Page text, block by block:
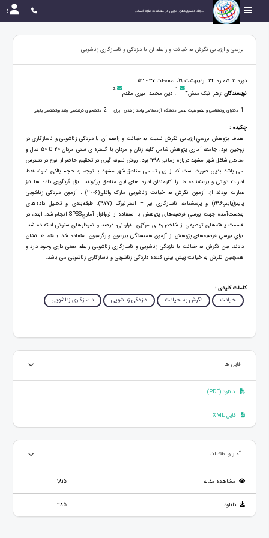
مجله دستاوردهای نوین در مطالعات علوم انسانی
بررسی و ارزیابی نگرش به خیانت و رابطه آن با دلزدگی و ناسازگاری زناشویی
دوره 3، شماره 24، اردیبهشت 99، صفحات 37 - 52
نویسندگان :زهرا نیک منش* 1، دین محمد امیری مقدم 2
1- دکترای روانشناسی و عضوهیات علمی دانشگاه آزاداسلامی واحد زاهدان- ایران 2- دانشجوی کارشناسی ارشد روانشناسی بالینی
چکیده :
هدف پژوهش بررسي ارزیابی نگرش نسبت به خیانت و رابطه آن با دلزدگی زناشویی و ناسازگاری در
زوجین بود. جامعه آماری پژوهش شامل کلیه زنان و مردان با گستره ی سنی مردان 20 تا 50 سال و
متاهل شاغل شهر مشهد دربازه زمانی 1398 بود. روش نمونه گیری در تحقیق حاضر از نوع در دسترس
می باشد بدین صورت است که از بین تمامی مناطق شهر مشهد با توجه به حجم بالای نمونه فقط
ادارات دولتی و پرسشنامه ها را کارمندان اداره های این مناطق پرکردند. ابزار گردآوری داده ها نیز
عبارت بودند از: آزمون نگرش به خیانت زناشویی مارک واتلی(2006) ، آزمون دلزدگی زناشویی
پاینز(پاینز،1996) و پرسشنامه ناسازگاری بیر – استرانبرگ (1977). طبقه‌بندی و تحليل داده‌های
به‌دست‌آمده جهت بررسي فرضیه‌های پژوهش با استفاده از نرم‌افزار آماريSPSS انجام شد. ابتدا، در
قسمت یافته‌های توصيفي از شاخص‌های مركزي، فراواني، درصد و نمودارهاي ستوني استفاده ‌شد.
براي بررسي فرضیه‌های پژوهش از آزمون همبستگی پیرسون و رگرسیون استفاده شد. یافته ها نشان
دادند، بین نگرش به خیانت با دلزدگی زناشویی و ناسازگاری زناشویی رابطه معنی داری وجود دارد و
همچنین نگرش به خیانت پیش بینی کننده دلزدگی زناشویی و ناسازگاری زناشویی می باشد.
کلمات کلیدی :
خیانت نگرش به خیانت دلزدگی زناشویی ناسازگاری زناشویی
فایل ها
دانلود (PDF)
فایل XML
آمار و اطلاعات
مشاهده مقاله 1,815
دانلود 485